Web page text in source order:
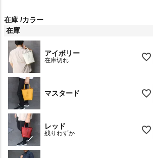
在庫 カラー
在庫
アイボリー
在庫切れ
マスタード
レッド
残りわずか